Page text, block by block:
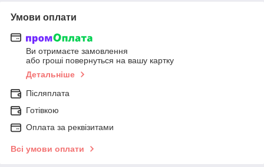
Умови оплати
Ви отримаєте замовлення
або гроші повернуться на вашу картку
Детальніше
Післяплата
Готівкою
Оплата за реквізитами
Всі умови оплати